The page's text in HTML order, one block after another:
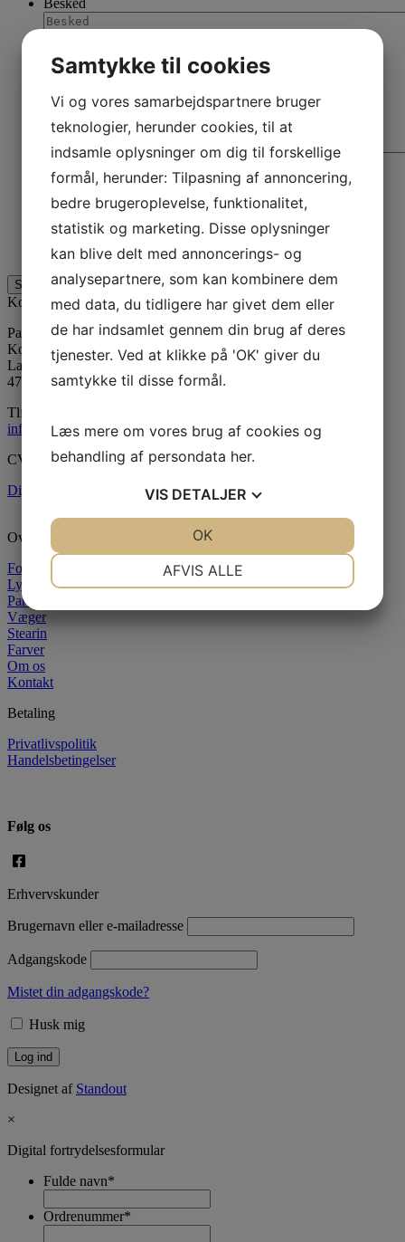
Jeg er ikke en robot
Dette felt er til validering og bør ikke ændres.
Kontaktinformation
Paraffinhuset A/S
Kontor: Orevej 211
Lager: Tandhjulet 5
4760 Vordingborg
Tlf:
info@paraffinhuset.dk
CVR: 37290505
Digital fortrydelsesformular
Oversigt
Forside
Lysstøbning
Paraffin
Væger
Stearin
Farver
Om os
Kontakt
Betaling
Privatlivspolitik
Handelsbetingelser
Følg os
Erhvervskunder
Brugernavn eller e-mailadresse
Adgangskode
Mistet din adgangskode?
Husk mig
Designet af Standout
×
Digital fortrydelsesformular
Fulde navn*
Ordrenummer*
Samtykke til cookies
Vi og vores samarbejdspartnere bruger
teknologier, herunder cookies, til at
indsamle oplysninger om dig til forskellige
formål, herunder: Tilpasning af annoncering,
bedre brugeroplevelse, funktionalitet,
statistik og marketing. Disse oplysninger
kan blive delt med annoncerings- og
analysepartnere, som kan kombinere dem
med data, du tidligere har givet dem eller
de har indsamlet gennem din brug af deres
tjenester. Ved at klikke på 'OK' giver du
samtykke til disse formål.
Læs mere om vores brug af cookies og
behandling af persondata her.
VIS DETALJER
AFVIS ALLE
OK